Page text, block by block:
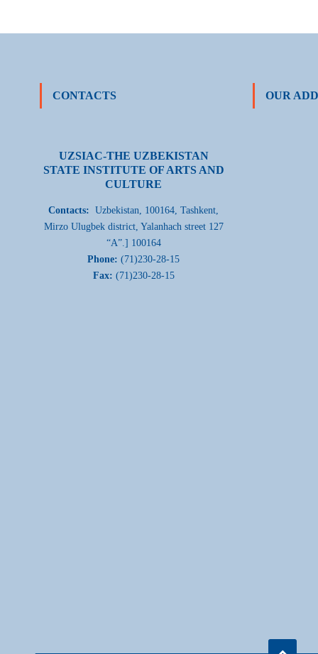
CONTACTS
UZSIAC-THE UZBEKISTAN
STATE INSTITUTE OF ARTS AND
CULTURE
Contacts: Uzbekistan, 100164, Tashkent,
Mirzo Ulugbek district, Yalanhach street 127
“A”.] 100164
Phone: (71)230-28-15
Fax: (71)230-28-15
OUR